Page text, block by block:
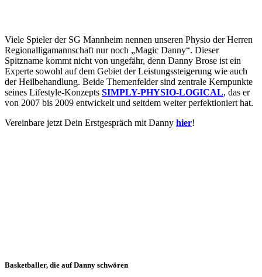
Viele Spieler der SG Mannheim nennen unseren Physio der Herren
Regionalligamannschaft nur noch „Magic Danny“. Dieser
Spitzname kommt nicht von ungefähr, denn Danny Brose ist ein
Experte sowohl auf dem Gebiet der Leistungssteigerung wie auch
der Heilbehandlung. Beide Themenfelder sind zentrale Kernpunkte
seines Lifestyle-Konzepts SIMPLY-PHYSIO-LOGICAL, das er
von 2007 bis 2009 entwickelt und seitdem weiter perfektioniert hat.
Vereinbare jetzt Dein Erstgespräch mit Danny hier!
Basketballer, die auf Danny schwören